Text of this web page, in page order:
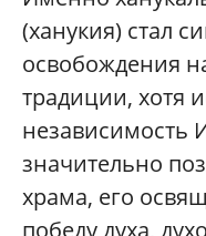
(ханукия) стал
освобождения
традиции, хотя
независимость
значительно
храма, его
победу духа,